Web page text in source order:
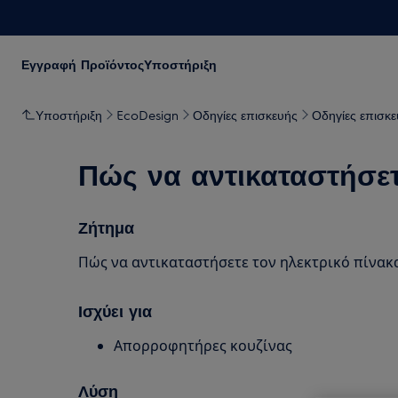
Εγγραφή ΠροϊόντοςΥποστήριξη
Υποστήριξη EcoDesign Οδηγίες επισκευής Οδηγίες
Πώς να
Ζήτημα
Πώς να αντικαταστήσετε τον ηλεκτρικό
Ισχύει για
Απορροφητήρες κουζίνας
Λύση